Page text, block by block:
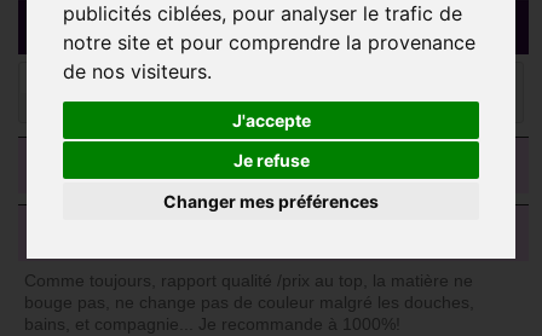
publicités ciblées, pour analyser le trafic de
notre site et pour comprendre la provenance
de nos visiteurs.
J'accepte
Je refuse
Changer mes préférences
MENU
Ecarteurs, plugs, tunnels
acrylique FUPL
Comme toujours, rapport qualité /prix au top, la matière ne
bouge pas, ne change pas de couleur malgré les douches,
bains, et compagnie... Je recommande à 1000%!